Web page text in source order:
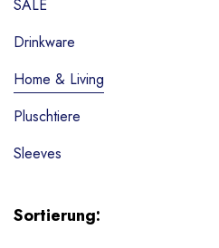
SALE
Drinkware
Home & Living
Pluschtiere
Sleeves
Textilien
Sortierung: